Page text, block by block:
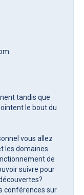
tandis que
le bout du
vous allez
les domaines
de
suivre pour
conférences sur